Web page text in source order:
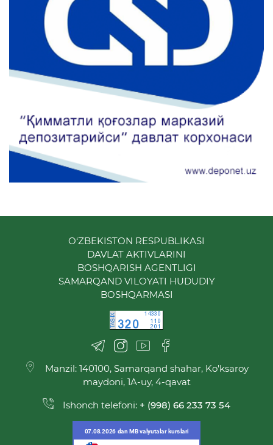
O‘ZBEKISTON RESPUBLIKASI
DAVLAT AKTIVLARINI
BOSHQARISH AGENTLIGI
SAMARQAND VILOYATI HUDUDIY
BOSHQARMASI
Manzil: 140100, Samarqand shahar, Ko'ksaroy
maydoni, 1A-uy, 4-qavat
Ishonch telefoni: + (998) 66 233 73 54